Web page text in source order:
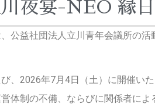
夜宴-NEO 縁
公益社団法人立川青年会議所の活
、2026年7月4日（土）に開催い
体制の不備、ならびに関係者に